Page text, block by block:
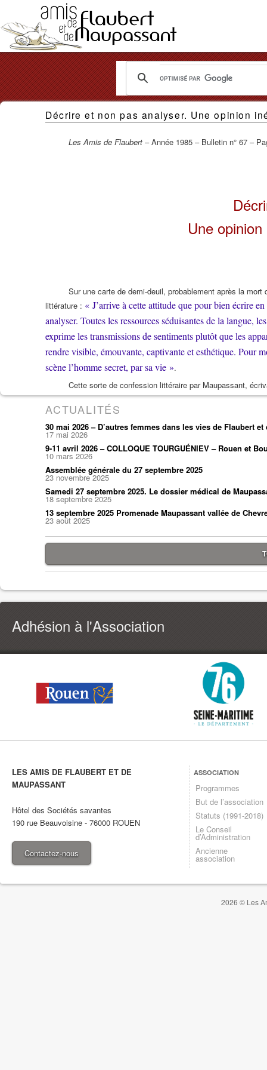
Les
Décrire et non pas analyser. Une opinion
Les Amis de Flaubert – Année 1985 – Bulletin n° 67 –
Une
Sur une carte de demi-deuil, probablement après la
littérature : « J’arrive à cette attitude que pour bien écrire
analyser. Toutes les ressources séduisantes de la langue,
exprime les transmissions de sentiments plutôt que les
rendre visible, émouvante, captivante et esthétique. Pour
scène l’homme secret, par sa vie ».
Cette sorte de confession littéraire par Maupassant,
ACTUALITÉS
30 mai 2026 – D’autres femmes dans les vies de Flaubert et
17 mai 2026
9-11 avril 2026 – COLLOQUE TOURGUÉNIEV – Rouen et
10 mars 2026
Assemblée générale du 27 septembre 2025
23 novembre 2025
Samedi 27 septembre 2025. Le dossier médical de
18 septembre 2025
13 septembre 2025 Promenade Maupassant vallée de
23 août 2025
Adhésion à l'Association
LES AMIS DE FLAUBERT ET DE
MAUPASSANT
Hôtel des Sociétés savantes
190 rue Beauvoisine - 76000 ROUEN
Contactez-nous
ASSOCIATION
Programmes
But de l’association
Statuts (1991-2018)
Le Conseil
d’Administration
Ancienne
association
2026 © Les